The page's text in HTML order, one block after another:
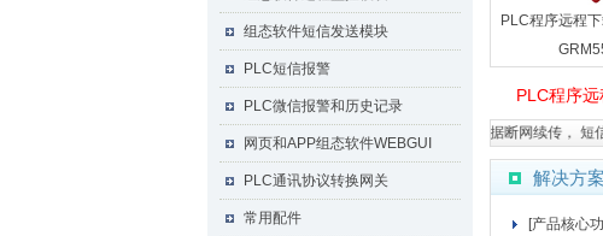
组态软件短信发送模块
PLC短信报警
PLC微信报警和历史记录
网页和APP组态软件WEBGUI
PLC通讯协议转换网关
常用配件
PLC程序远程
PLC程序
巨控黑科技： 历史数据断网续传， 短信微
解决方案
[产品核心